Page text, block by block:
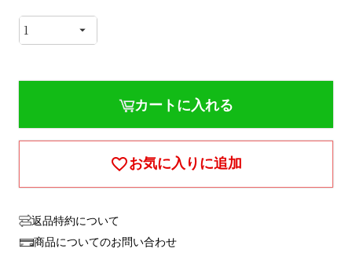
お気に入りに追加
カートに入れる
返品特約について
商品についてのお問い合わせ